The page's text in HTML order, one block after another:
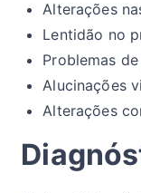
Alterações
Lentidão no
Problemas
Alucinações
Alterações